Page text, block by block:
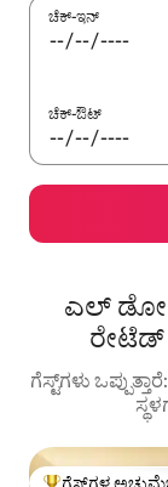
ಚೆಕ್-ಇನ್
ಚೆಕ್-ಔಟ್
ಎಲ್
ರೇಟೆಡ್
ಗೆಸ್ಟ್‌ಗಳು